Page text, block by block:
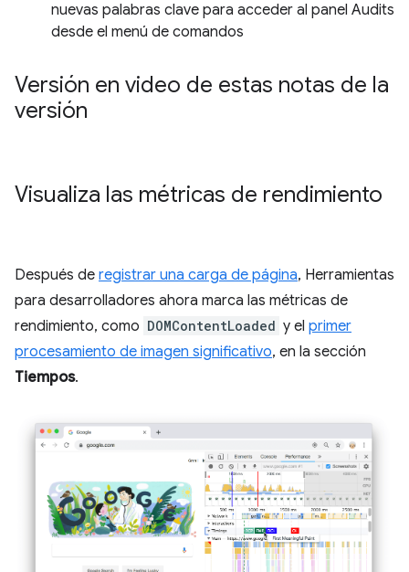
nuevas palabras clave para acceder al panel Audits
desde el menú de comandos
Versión en video de estas notas de la
versión
Visualiza las métricas de rendimiento
Después de registrar una carga de página, Herramientas
para desarrolladores ahora marca las métricas de
rendimiento, como DOMContentLoaded y el primer
procesamiento de imagen significativo, en la sección
Tiempos.